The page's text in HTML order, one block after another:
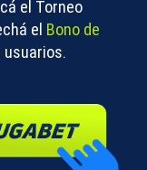
el Torneo
el Bono de
usuarios.